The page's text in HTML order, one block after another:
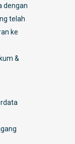
dengan
telah
ke
&